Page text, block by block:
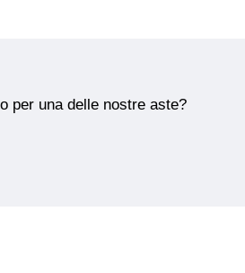
per una delle nostre aste?